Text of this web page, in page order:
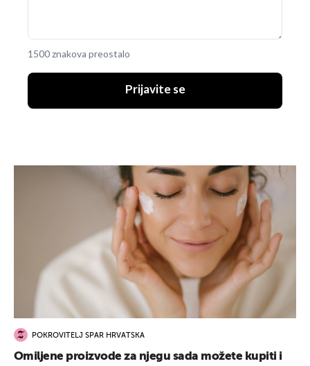
1500 znakova preostalo
Prijavite se
POKROVITELJ SPAR HRVATSKA
Omiljene proizvode za njegu sada možete kupiti i